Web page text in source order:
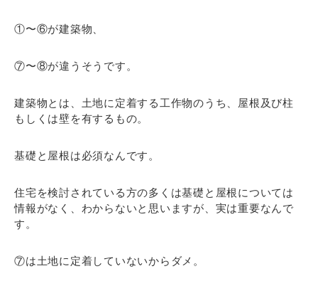
①〜⑥が建築物、
⑦〜⑧が違うそうです。
建築物とは、土地に定着する工作物のうち、屋根及び柱
もしくは壁を有するもの。
基礎と屋根は必須なんです。
住宅を検討されている方の多くは基礎と屋根については
情報がなく、わからないと思いますが、実は重要なんで
す。
⑦は土地に定着していないからダメ。